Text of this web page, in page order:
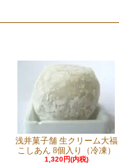
浅井菓子舗 生クリーム大福
こしあん 8個入り（冷凍）
1,320円(内税)